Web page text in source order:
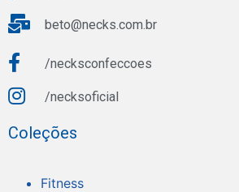
beto@necks.com.br
/necksconfeccoes
/necksoficial
Coleções
Fitness